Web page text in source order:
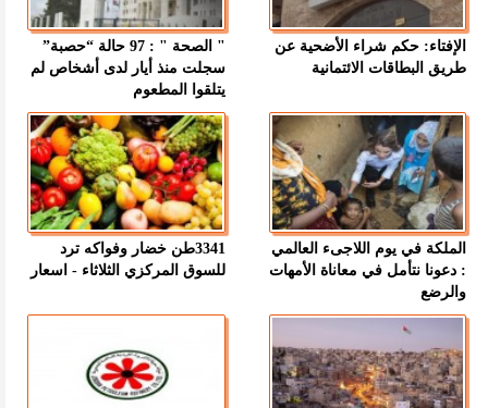
الإفتاء: حكم شراء الأضحية عن
طريق البطاقات الائتمانية
" الصحة " : 97 حالة “حصبة”
سجلت منذ أيار لدى أشخاص لم
يتلقوا المطعوم
الملكة في يوم اللاجىء العالمي
: دعونا نتأمل في معاناة الأمهات
والرضع
3341طن خضار وفواكه ترد
للسوق المركزي الثلاثاء - اسعار